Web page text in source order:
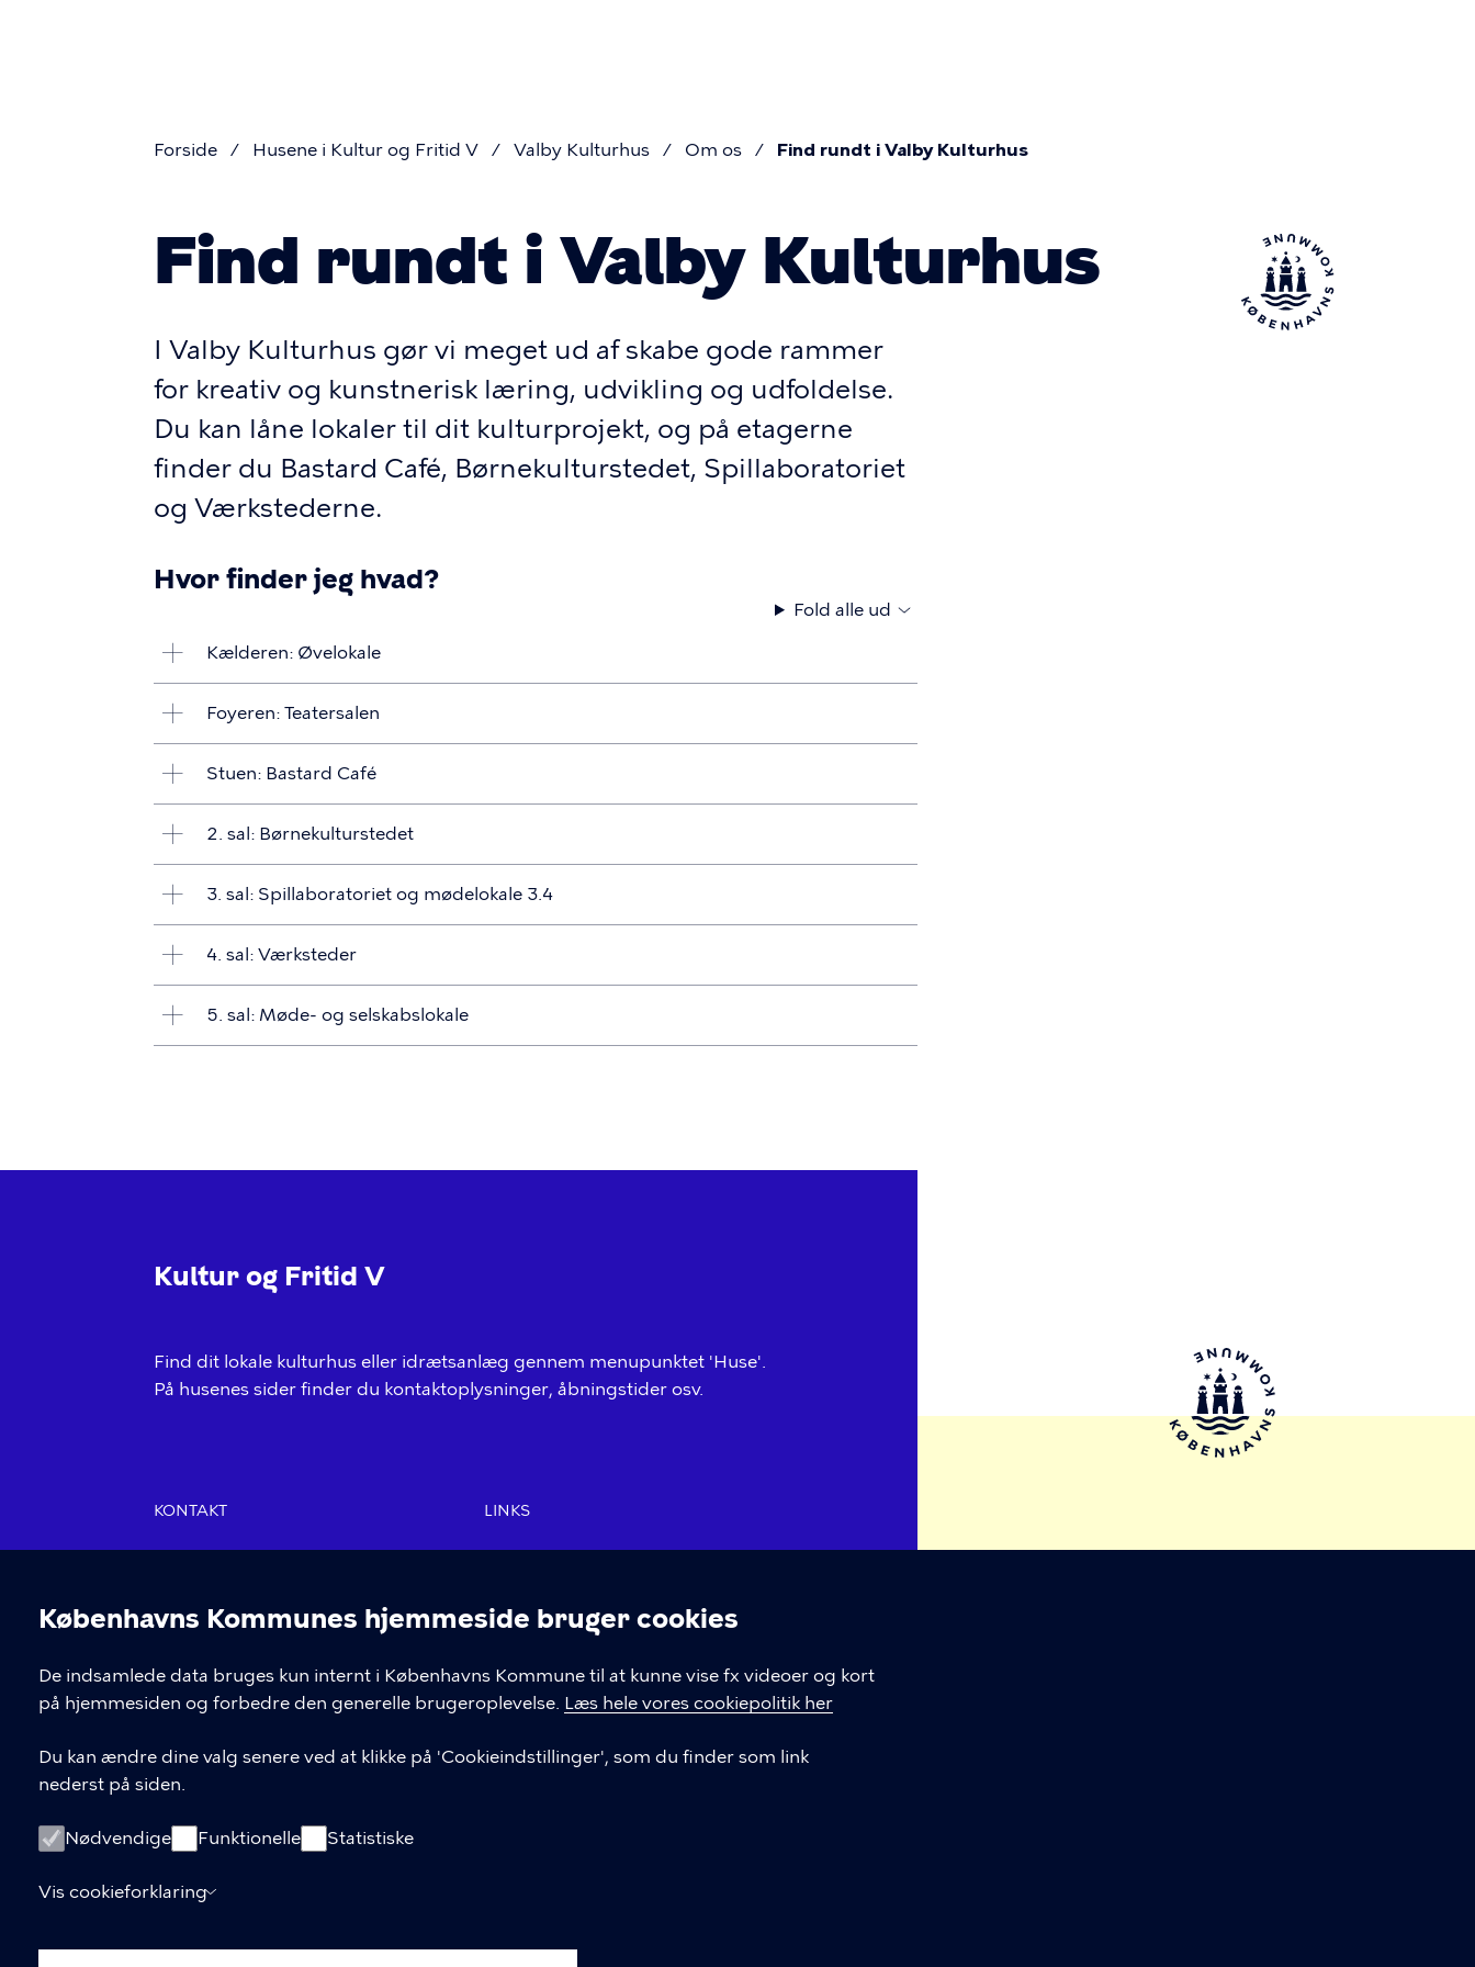
Cookieindstillinger
Københavns Kommunes hjemmeside bruger cookies
De indsamlede data bruges kun internt i Københavns Kommune til at kunne vise fx videoer og kort
på hjemmesiden og forbedre den generelle brugeroplevelse. Læs hele vores cookiepolitik her
Du kan ændre dine valg senere ved at klikke på 'Cookieindstillinger', som du finder som link
nederst på siden.
Nødvendige Funktionelle Statistiske
Vis cookieforklaring
Brødkrumme
Forside Husene i Kultur og Fritid V Valby Kulturhus Om os Find rundt i Valby Kulturhus
Find rundt i Valby Kulturhus
I Valby Kulturhus gør vi meget ud af skabe gode rammer
for kreativ og kunstnerisk læring, udvikling og udfoldelse.
Du kan låne lokaler til dit kulturprojekt, og på etagerne
finder du Bastard Café, Børnekulturstedet, Spillaboratoriet
og Værkstederne.
Hvor finder jeg hvad?
Fold alle ud
Kælderen: Øvelokale
Foyeren: Teatersalen
Stuen: Bastard Café
2. sal: Børnekulturstedet
3. sal: Spillaboratoriet og mødelokale 3.4
4. sal: Værksteder
5. sal: Møde- og selskabslokale
Kultur og Fritid V
Find dit lokale kulturhus eller idrætsanlæg gennem menupunktet 'Huse'.
På husenes sider finder du kontaktoplysninger, åbningstider osv.
KONTAKT
Nyropsgade 3, 1602
København V
33 66 33 66
LINKS
Tilgængelighedserklæring
Cookiepolitik